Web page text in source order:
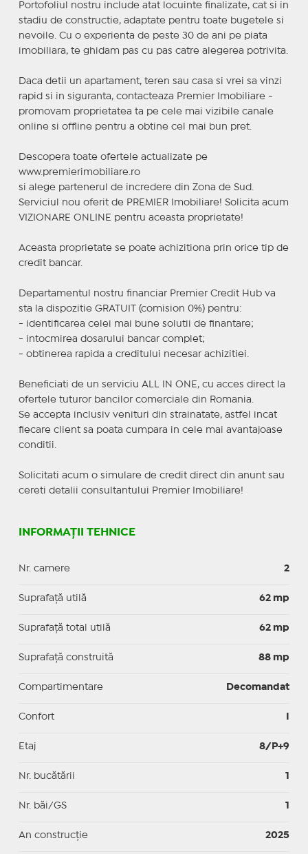
Portofoliul nostru include atat locuinte finalizate, cat si in
stadiu de constructie, adaptate pentru toate bugetele si
nevoile. Cu o experienta de peste 30 de ani pe piata
imobiliara, te ghidam pas cu pas catre alegerea potrivita.
Daca detii un apartament, teren sau casa si vrei sa vinzi
rapid si in siguranta, contacteaza Premier Imobiliare -
promovam proprietatea ta pe cele mai vizibile canale
online si offline pentru a obtine cel mai bun pret.
Descopera toate ofertele actualizate pe
www.premierimobiliare.ro
si alege partenerul de incredere din Zona de Sud.
Serviciul nou oferit de PREMIER Imobiliare! Solicita acum
VIZIONARE ONLINE pentru aceasta proprietate!
Aceasta proprietate se poate achizitiona prin orice tip de
credit bancar.
Departamentul nostru financiar Premier Credit Hub va
sta la dispozitie GRATUIT (comision 0%) pentru:
- identificarea celei mai bune solutii de finantare;
- intocmirea dosarului bancar complet;
- obtinerea rapida a creditului necesar achizitiei.
Beneficiati de un serviciu ALL IN ONE, cu acces direct la
ofertele tuturor bancilor comerciale din Romania.
Se accepta inclusiv venituri din strainatate, astfel incat
fiecare client sa poata cumpara in cele mai avantajoase
conditii.
Solicitati acum o simulare de credit direct din anunt sau
cereti detalii consultantului Premier Imobiliare!
INFORMAȚII TEHNICE
Nr. camere 2
Suprafaţă utilă 62 mp
Suprafaţă total utilă 62 mp
Suprafaţă construită 88 mp
Compartimentare Decomandat
Confort
Etaj 8/P+9
Nr. bucătării 1
Nr. băi/GS 1
An construcție 2025